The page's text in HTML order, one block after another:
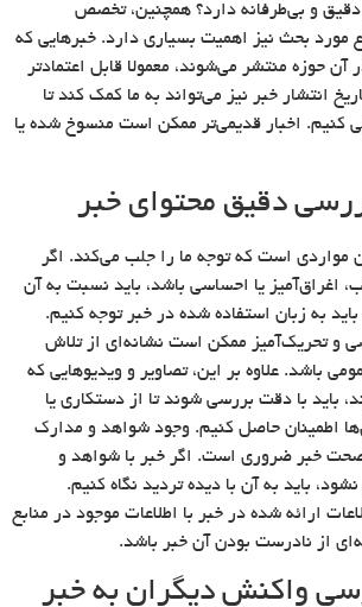
دقیق و بی‌طرفانه دارد؟ همچنین، تخصص
مورد بحث نیز اهمیت بسیاری دارد. خبرهایی که
حوزه منتشر می‌شوند، معمولا قابل اعتمادتر
انتشار خبر نیز می‌تواند به ما کمک کند تا
کنیم. اخبار قدیمی‌تر ممکن است منسوخ شده یا
دقیق محتوای خبر
مواردی است که توجه ما را جلب می‌کند. اگر
اغراق‌آمیز یا احساسی باشد، باید نسبت به آن
به زبان استفاده شده در خبر توجه کنیم.
و تحریک‌آمیز ممکن است نشانه‌ای از تلاش
باشد. علاوه بر این، تصاویر و ویدیوهایی که
باید با دقت بررسی شوند تا از دستکاری یا
اطمینان حاصل کنیم. وجود شواهد و مدارک
صحت خبر ضروری است. اگر خبر با شواهد و
باید به آن با دیده تردید نگاه کنیم.
ارائه شده در خبر با اطلاعات موجود در منابع
از نادرست بودن آن خبر باشد.
واکنش دیگران به خبر